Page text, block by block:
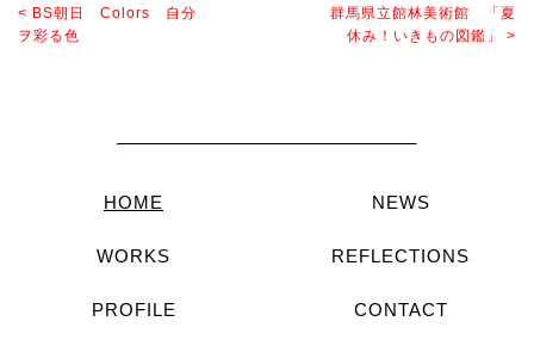
< BS朝日 Colors 自分
ヲ彩る色
群馬県立館林美術館 「夏
休み！いきもの図鑑」 >
HOME NEWS
WORKS REFLECTIONS
PROFILE CONTACT